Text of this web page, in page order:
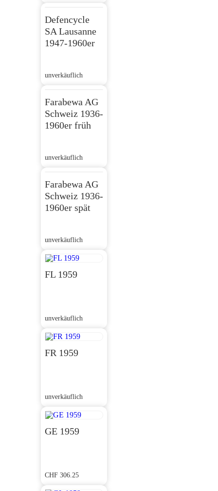
Defencycle
SA Lausanne
1947-1960er
unverkäuflich
Farabewa AG
Schweiz 1936-
1960er früh
unverkäuflich
Farabewa AG
Schweiz 1936-
1960er spät
unverkäuflich
FL 1959
unverkäuflich
FR 1959
unverkäuflich
GE 1959
CHF 306.25